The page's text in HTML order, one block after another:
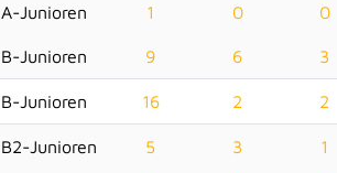
A-Junioren 1 0 0
B-Junioren 9 6 3
B-Junioren 16 2 2
B2-Junioren 5 3 1